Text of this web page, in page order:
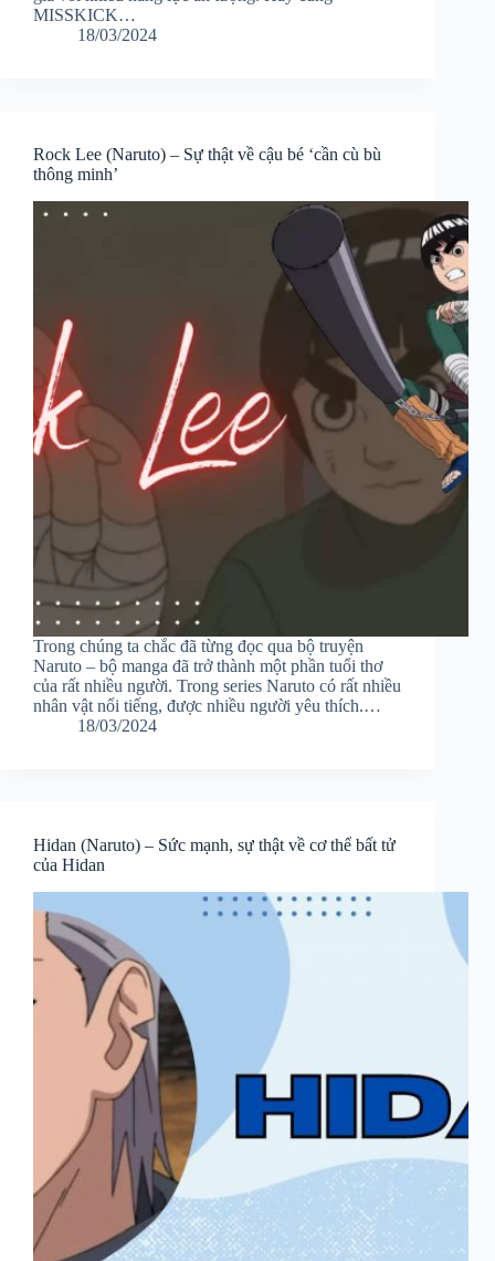
MISSKICK…
18/03/2024
Rock Lee (Naruto) – Sự thật về cậu bé ‘cần cù bù
thông minh’
Trong chúng ta chắc đã từng đọc qua bộ truyện
Naruto – bộ manga đã trở thành một phần tuổi thơ
của rất nhiều người. Trong series Naruto có rất nhiều
nhân vật nổi tiếng, được nhiều người yêu thích.…
18/03/2024
Hidan (Naruto) – Sức mạnh, sự thật về cơ thể bất tử
của Hidan